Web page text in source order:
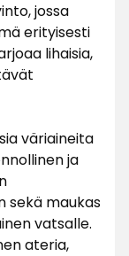
jossa
erityisesti
lihaisia,
väriaineita
ja
sekä maukas
vatsalle.
ateria,